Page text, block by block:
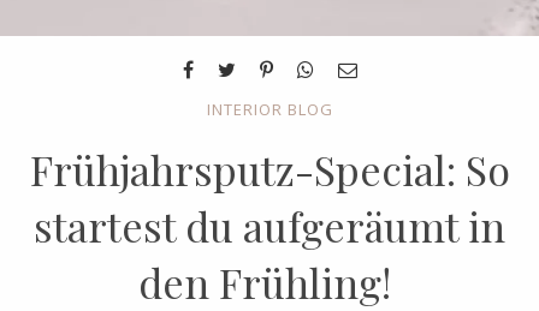
INTERIOR BLOG
Frühjahrsputz-Special: So
startest du aufgeräumt in
den Frühling!